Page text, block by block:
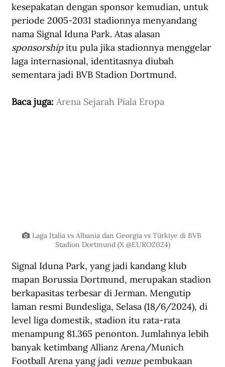
kesepakatan dengan sponsor kemudian, untuk
periode 2005-2031 stadionnya menyandang
nama Signal Iduna Park. Atas alasan
sponsorship itu pula jika stadionnya menggelar
laga internasional, identitasnya diubah
sementara jadi BVB Stadion Dortmund.
Baca juga: Arena Sejarah Piala Eropa
Laga Italia vs Albania dan Georgia vs Türkiye di BVB
Stadion Dortmund (X @EURO2024)
Signal Iduna Park, yang jadi kandang klub
mapan Borussia Dortmund, merupakan stadion
berkapasitas terbesar di Jerman. Mengutip
laman resmi Bundesliga, Selasa (18/6/2024), di
level liga domestik, stadion itu rata-rata
menampung 81.365 penonton. Jumlahnya lebih
banyak ketimbang Allianz Arena/Munich
Football Arena yang jadi venue pembukaan